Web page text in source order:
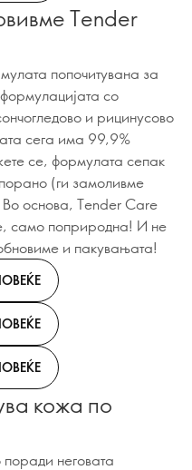
Tender
попочитувана за
со
и рицинусово
сега има 99,9%
се, формулата сепак
(ги замоливме
основа, Tender Care
само поприродна! И не
и пакувањата!
кожа по
неговата